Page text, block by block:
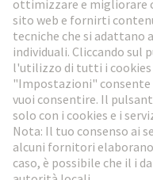
Vai al registrazione
Social Media